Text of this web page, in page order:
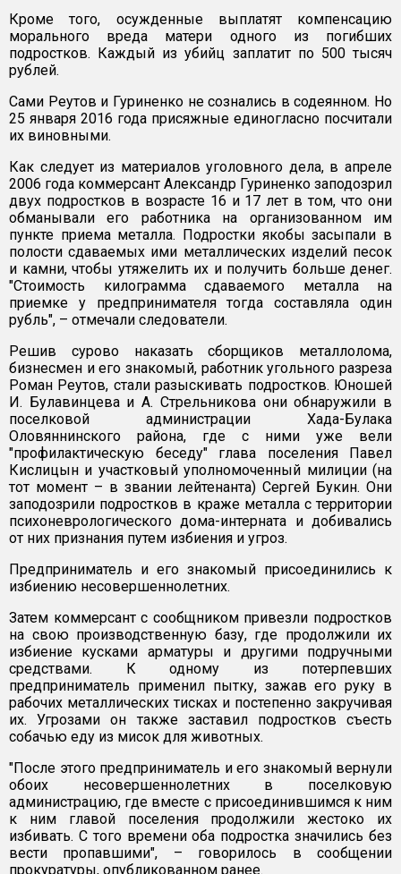
Кроме того, осужденные выплатят компенсацию
морального вреда матери одного из погибших
подростков. Каждый из убийц заплатит по 500 тысяч
рублей.
Сами Реутов и Гуриненко не сознались в содеянном. Но
25 января 2016 года присяжные единогласно посчитали
их виновными.
Как следует из материалов уголовного дела, в апреле
2006 года коммерсант Александр Гуриненко заподозрил
двух подростков в возрасте 16 и 17 лет в том, что они
обманывали его работника на организованном им
пункте приема металла. Подростки якобы засыпали в
полости сдаваемых ими металлических изделий песок
и камни, чтобы утяжелить их и получить больше денег.
"Стоимость килограмма сдаваемого металла на
приемке у предпринимателя тогда составляла один
рубль", – отмечали следователи.
Решив сурово наказать сборщиков металлолома,
бизнесмен и его знакомый, работник угольного разреза
Роман Реутов, стали разыскивать подростков. Юношей
И. Булавинцева и А. Стрельникова они обнаружили в
поселковой администрации Хада-Булака
Оловяннинского района, где с ними уже вели
"профилактическую беседу" глава поселения Павел
Кислицын и участковый уполномоченный милиции (на
тот момент – в звании лейтенанта) Сергей Букин. Они
заподозрили подростков в краже металла с территории
психоневрологического дома-интерната и добивались
от них признания путем избиения и угроз.
Предприниматель и его знакомый присоединились к
избиению несовершеннолетних.
Затем коммерсант с сообщником привезли подростков
на свою производственную базу, где продолжили их
избиение кусками арматуры и другими подручными
средствами. К одному из потерпевших
предприниматель применил пытку, зажав его руку в
рабочих металлических тисках и постепенно закручивая
их. Угрозами он также заставил подростков съесть
собачью еду из мисок для животных.
"После этого предприниматель и его знакомый вернули
обоих несовершеннолетних в поселковую
администрацию, где вместе с присоединившимся к ним
к ним главой поселения продолжили жестоко их
избивать. С того времени оба подростка значились без
вести пропавшими", – говорилось в сообщении
прокуратуры, опубликованном ранее.